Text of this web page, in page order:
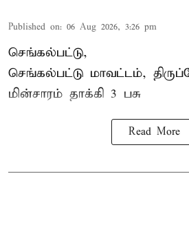
Published on: 06 Aug 2026, 3:26 pm
செங்கல்பட்டு,
செங்கல்பட்டு மாவட்டம்,
மின்சாரம் தாக்கி 3 பசு
Read More